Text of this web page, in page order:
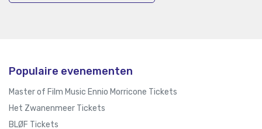
Populaire evenementen
Master of Film Music Ennio Morricone Tickets
Het Zwanenmeer Tickets
BLØF Tickets